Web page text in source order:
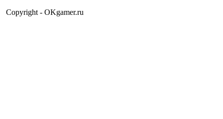
Copyright - OKgamer.ru